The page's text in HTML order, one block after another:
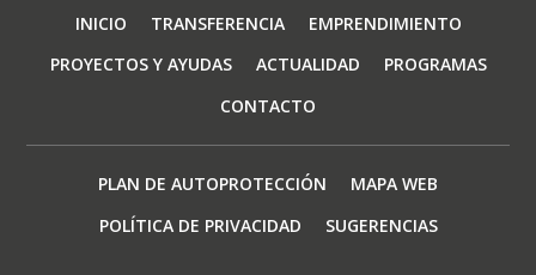
Navegación
principal
INICIO TRANSFERENCIA
EMPRENDIMIENTO
PROYECTOS Y AYUDAS
ACTUALIDAD
PROGRAMAS
CONTACTO
PLAN DE AUTOPROTECCIÓN
MAPA WEB
POLÍTICA DE PRIVACIDAD
SUGERENCIAS